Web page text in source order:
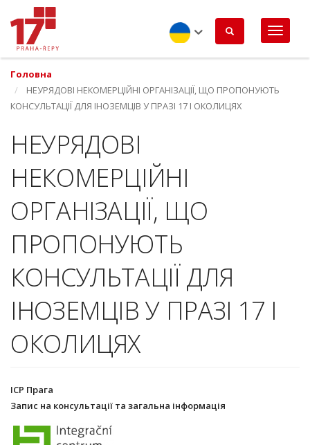
Перейти
до
основного
вмісту
Ukrainian
Головна
НЕУРЯДОВІ НЕКОМЕРЦІЙНІ ОРГАНІЗАЦІЇ, ЩО ПРОПОНУЮТЬ
КОНСУЛЬТАЦІЇ ДЛЯ ІНОЗЕМЦІВ У ПРАЗІ 17 І ОКОЛИЦЯХ
НЕУРЯДОВІ
НЕКОМЕРЦІЙНІ
ОРГАНІЗАЦІЇ, ЩО
ПРОПОНУЮТЬ
КОНСУЛЬТАЦІЇ ДЛЯ
ІНОЗЕМЦІВ У ПРАЗІ 17 І
ОКОЛИЦЯХ
ICP Прага
Запис на консультації та загальна інформація